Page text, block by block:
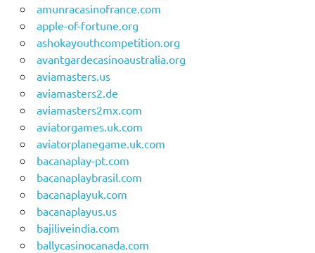
amunracasinofrance.com
apple-of-fortune.org
ashokayouthcompetition.org
avantgardecasinoaustralia.org
aviamasters.us
aviamasters2.de
aviamasters2mx.com
aviatorgames.uk.com
aviatorplanegame.uk.com
bacanaplay-pt.com
bacanaplaybrasil.com
bacanaplayuk.com
bacanaplayus.us
bajiliveindia.com
ballycasinocanada.com